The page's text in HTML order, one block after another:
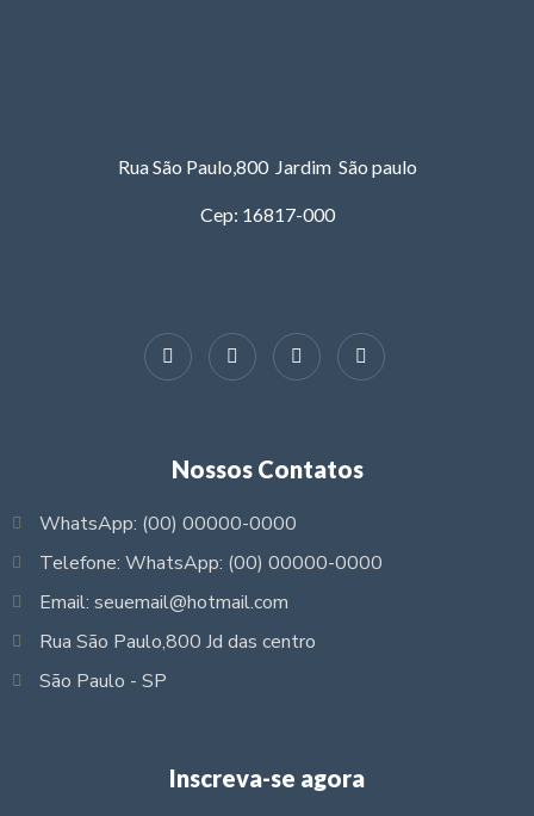
Rua São Paulo,800 Jardim São paulo
Cep: 16817-000
Nossos Contatos
WhatsApp: (00) 00000-0000
Telefone: WhatsApp: (00) 00000-0000
Email: seuemail@hotmail.com
Rua São Paulo,800 Jd das centro
São Paulo - SP
Inscreva-se agora